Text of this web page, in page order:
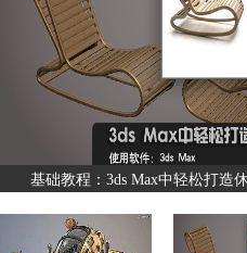
基础教程：3ds Max中轻松打造